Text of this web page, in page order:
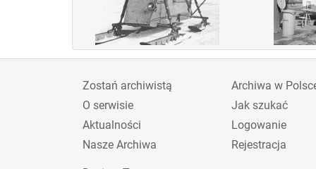
zaangażowane w rozwój
lotnictwa wojskowego w
związku z przewidywana
wojną, nie przejęły roli
gospodarza zawodów,
reaktywowano.
Zostań archiwistą
O serwisie
Aktualności
Nasze Archiwa
Archiwa w
Jak szukać
Logowanie
Rejestracja